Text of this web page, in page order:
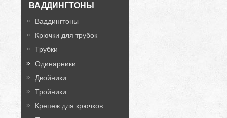
ВАДДИНГТОНЫ
Ваддингтоны
Крючки для трубок
Трубки
Одинарники
Двойники
Тройники
Крепеж для крючков